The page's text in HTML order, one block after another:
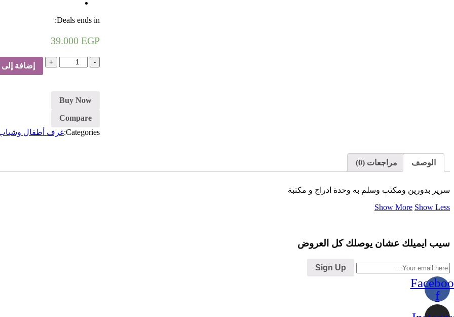
Deals ends in:
39.000EGP
كمية
إضافة
Buy Now
Compare
Categories: غرف أطفال
الوصف مراجعات (0)
سرير بدورين ومكتب وسلم به وحدة ادراج و مكتبة
Show More Show Less
سيب ايميلك عشان يوصلك كل العروض
Sign Up
f